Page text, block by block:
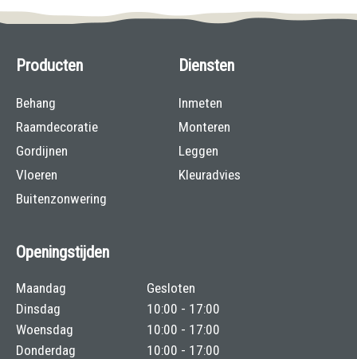
Producten
Behang
Raamdecoratie
Gordijnen
Vloeren
Buitenzonwering
Diensten
Inmeten
Monteren
Leggen
Kleuradvies
Openingstijden
Maandag
Gesloten
Dinsdag
10:00 - 17:00
Woensdag
10:00 - 17:00
Donderdag
10:00 - 17:00